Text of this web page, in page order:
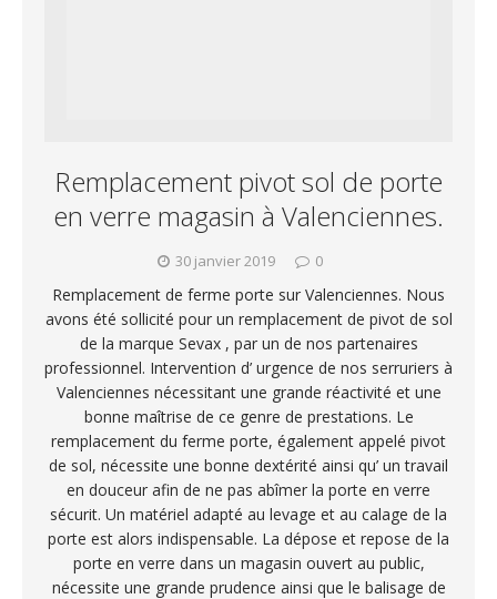
Remplacement pivot sol de porte
en verre magasin à Valenciennes.
30 janvier 2019 0
Remplacement de ferme porte sur Valenciennes. Nous
avons été sollicité pour un remplacement de pivot de sol
de la marque Sevax , par un de nos partenaires
professionnel. Intervention d’ urgence de nos serruriers à
Valenciennes nécessitant une grande réactivité et une
bonne maîtrise de ce genre de prestations. Le
remplacement du ferme porte, également appelé pivot
de sol, nécessite une bonne dextérité ainsi qu’ un travail
en douceur afin de ne pas abîmer la porte en verre
sécurit. Un matériel adapté au levage et au calage de la
porte est alors indispensable. La dépose et repose de la
porte en verre dans un magasin ouvert au public,
nécessite une grande prudence ainsi que le balisage de